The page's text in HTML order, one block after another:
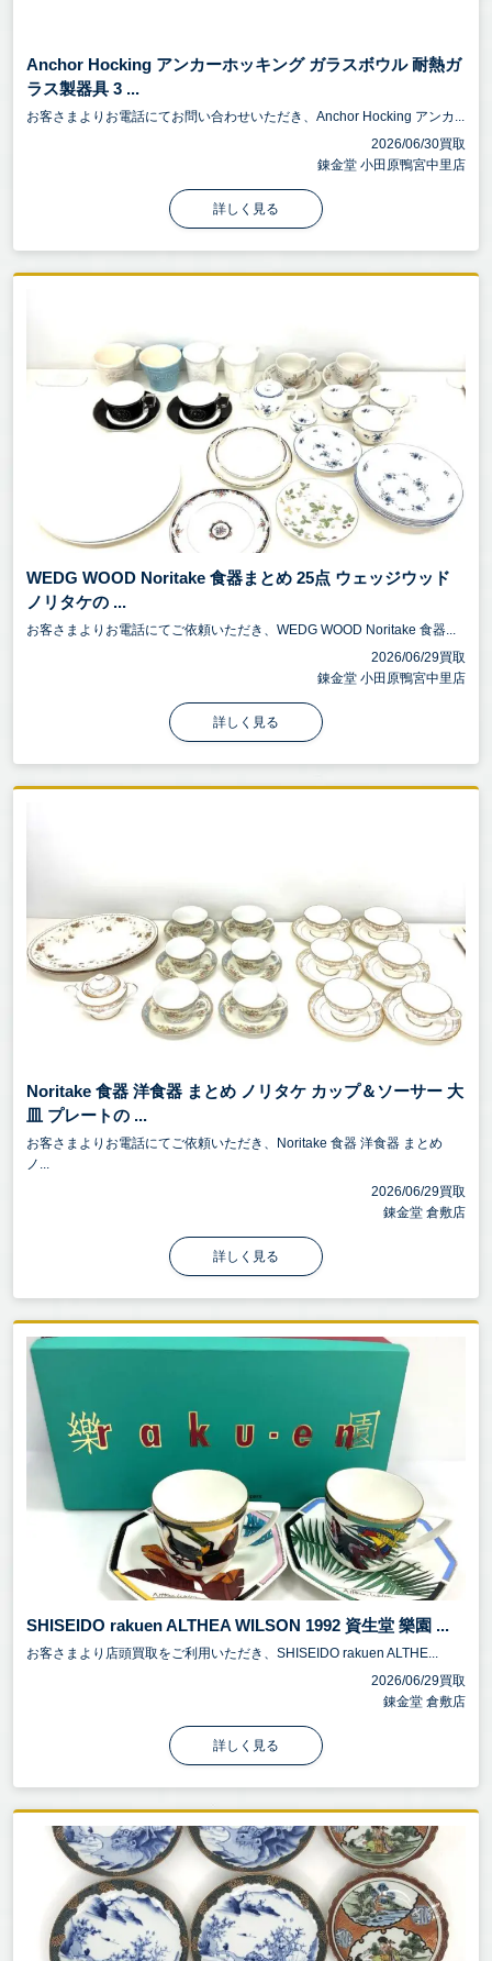
Anchor Hocking アンカーホッキング ガラスボウル 耐熱ガ
ラス製器具 3 ...
お客さまよりお電話にてお問い合わせいただき、Anchor Hocking アンカ...
2026/06/30買取
錬金堂 小田原鴨宮中里店
詳しく見る
WEDG WOOD Noritake 食器まとめ 25点 ウェッジウッド
ノリタケの ...
お客さまよりお電話にてご依頼いただき、WEDG WOOD Noritake 食器...
2026/06/29買取
錬金堂 小田原鴨宮中里店
詳しく見る
Noritake 食器 洋食器 まとめ ノリタケ カップ＆ソーサー 大
皿 プレートの ...
お客さまよりお電話にてご依頼いただき、Noritake 食器 洋食器 まとめ
ノ...
2026/06/29買取
錬金堂 倉敷店
詳しく見る
SHISEIDO rakuen ALTHEA WILSON 1992 資生堂 樂園 ...
お客さまより店頭買取をご利用いただき、SHISEIDO rakuen ALTHE...
2026/06/29買取
錬金堂 倉敷店
詳しく見る